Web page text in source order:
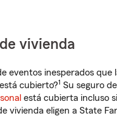
vivienda
eventos inesperados que
cubierto?1 Su seguro
está cubierta incluso
vivienda eligen a State